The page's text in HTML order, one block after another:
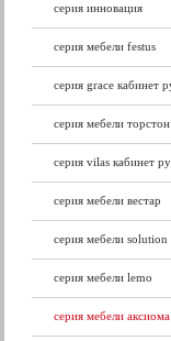
серия инновация
серия мебели festus
серия grace кабинет
серия мебели торстон
серия vilas кабинет
серия мебели вестар
серия мебели solution
серия мебели lemo
серия мебели аксиома